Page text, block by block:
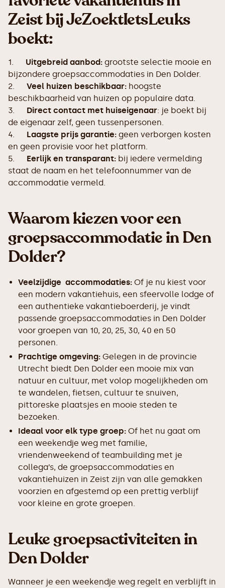
Zeist bij JeZoektIetsLeuks
boekt:
1. Uitgebreid aanbod: grootste selectie mooie en
bijzondere groepsaccommodaties in Den Dolder.
2. Veel huizen beschikbaar: hoogste
beschikbaarheid van huizen op populaire data.
3. Direct contact met huiseigenaar: je boekt bij
de eigenaar zelf, geen tussenpersonen.
4. Laagste prijs garantie: geen verborgen kosten
en geen provisie voor het platform.
5. Eerlijk en transparant: bij iedere vermelding
staat de naam en het telefoonnummer van de
accommodatie vermeld.
Waarom kiezen voor een
groepsaccommodatie in Den
Dolder?
Veelzijdige accommodaties: Of je nu kiest voor
een modern vakantiehuis, een sfeervolle lodge of
een authentieke vakantieboerderij, je vindt
passende groepsaccommodaties in Den Dolder
voor groepen van 10, 20, 25, 30, 40 en 50
personen.
Prachtige omgeving: Gelegen in de provincie
Utrecht biedt Den Dolder een mooie mix van
natuur en cultuur, met volop mogelijkheden om
te wandelen, fietsen, cultuur te snuiven,
pittoreske plaatsjes en mooie steden te
bezoeken.
Ideaal voor elk type groep: Of het nu gaat om
een weekendje weg met familie,
vriendenweekend of teambuilding met je
collega’s, de groepsaccommodaties en
vakantiehuizen in Zeist zijn van alle gemakken
voorzien en afgestemd op een prettig verblijf
voor kleine en grote groepen.
Leuke groepsactiviteiten in
Den Dolder
Wanneer je een weekendje weg regelt en verblijft in